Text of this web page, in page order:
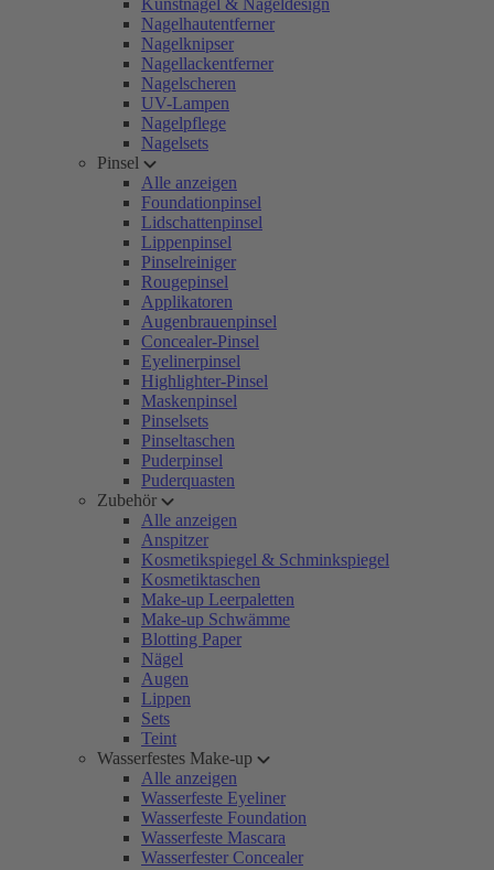
Kunstnägel & Nageldesign
Nagelhautentferner
Nagelknipser
Nagellackentferner
Nagelscheren
UV-Lampen
Nagelpflege
Nagelsets
Pinsel
Alle anzeigen
Foundationpinsel
Lidschattenpinsel
Lippenpinsel
Pinselreiniger
Rougepinsel
Applikatoren
Augenbrauenpinsel
Concealer-Pinsel
Eyelinerpinsel
Highlighter-Pinsel
Maskenpinsel
Pinselsets
Pinseltaschen
Puderpinsel
Puderquasten
Zubehör
Alle anzeigen
Anspitzer
Kosmetikspiegel & Schminkspiegel
Kosmetiktaschen
Make-up Leerpaletten
Make-up Schwämme
Blotting Paper
Nägel
Augen
Lippen
Sets
Teint
Wasserfestes Make-up
Alle anzeigen
Wasserfeste Eyeliner
Wasserfeste Foundation
Wasserfeste Mascara
Wasserfester Concealer